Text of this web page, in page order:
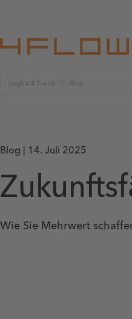
Insights & Events Blog
Blog | 14. Juli 2025
Wie Sie Mehrwert